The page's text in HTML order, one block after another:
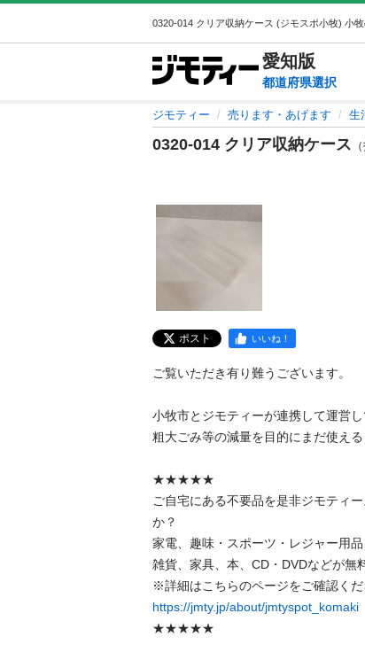
愛知版
都道府県選択
ジモティー 売ります・あげます 生
0320-014 クリア収納ケース
ポスト いいね！
ご覧いただき有り難うございます。
小牧市とジモティーが連携して運営し
粗⼤ごみ等の減量を⽬的にまだ使え
★★★★★
ご自宅にある不要品を是非ジモティ
か？
家電、趣味・スポーツ・レジャー用
雑貨、家具、本、CD・DVDなどが無
https://jmty.jp/about/jmtyspot_komaki
★★★★★